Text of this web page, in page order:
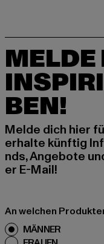
MELDE
BEN!
Melde dich hier
erhalte künftig
nds, Angebote
er E-Mail!
An welchen
MÄNNER